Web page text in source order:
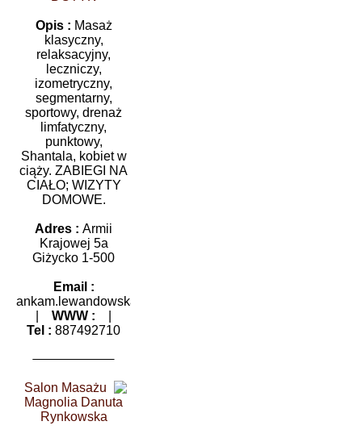
Opis : Masaż
klasyczny,
relaksacyjny,
leczniczy,
izometryczny,
segmentarny,
sportowy, drenaż
limfatyczny,
punktowy,
Shantala, kobiet w
ciąży. ZABIEGI NA
CIAŁO; WIZYTY
DOMOWE.
Adres : Armii
Krajowej 5a
Giżycko 1-500
Email :
ankam.lewandowska@wp.pl
WWW :
Tel : 887492710
Salon Masażu
Magnolia Danuta
Rynkowska